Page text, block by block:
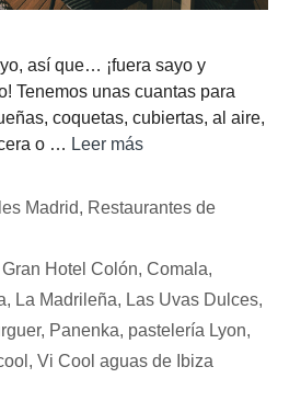
así que… ¡fuera sayo y
Tenemos unas cuantas para
coquetas, cubiertas, al aire,
o … Leer más
Madrid, Restaurantes de
Hotel Colón, Comala,
, La Madrileña, Las Uvas Dulces,
, Panenka, pastelería Lyon,
, Vi Cool aguas de Ibiza